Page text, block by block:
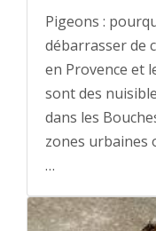
Pigeons :
débarrasser de
en Provence et
sont des
dans les
zones urbaines
…